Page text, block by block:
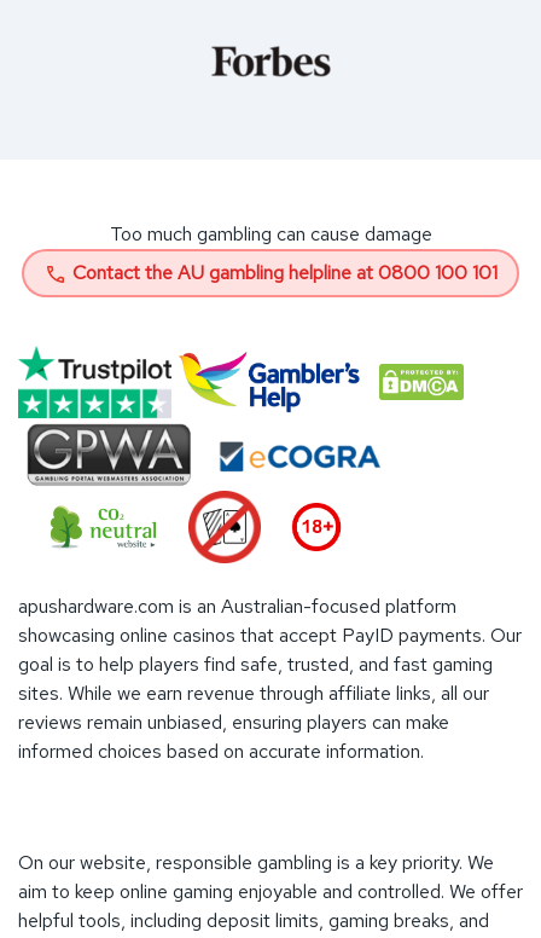
Too much gambling can cause damage
Contact the AU gambling helpline at 0800 100 101
apushardware.com is an Australian-focused platform
showcasing online casinos that accept PayID payments. Our
goal is to help players find safe, trusted, and fast gaming
sites. While we earn revenue through affiliate links, all our
reviews remain unbiased, ensuring players can make
informed choices based on accurate information.
On our website, responsible gambling is a key priority. We
aim to keep online gaming enjoyable and controlled. We offer
helpful tools, including deposit limits, gaming breaks, and